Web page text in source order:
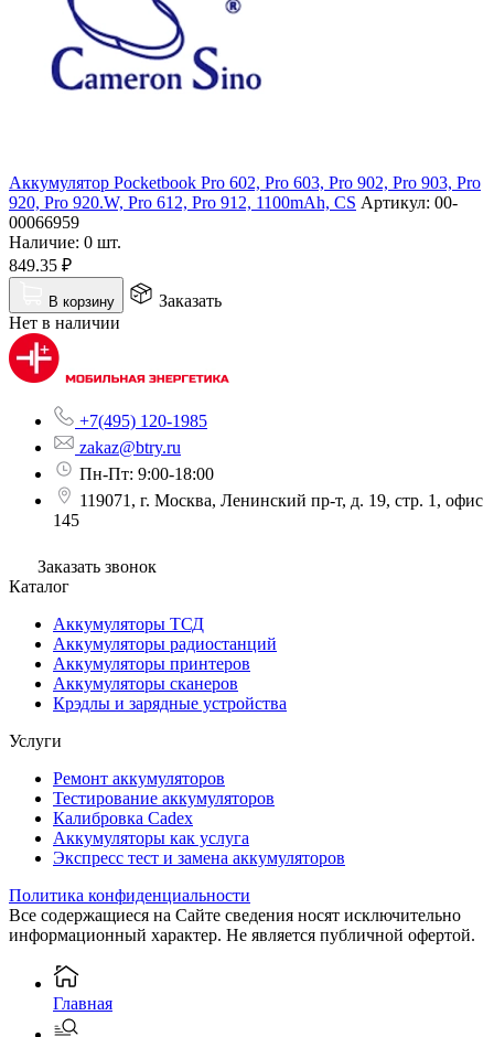
Аккумулятор Pocketbook Pro 602, Pro 603, Pro 902, Pro 903, Pro
920, Pro 920.W, Pro 612, Pro 912, 1100mAh, CS Артикул: 00-
00066959
Наличие: 0 шт.
849.35 ₽
В корзину
Заказать
Нет в наличии
+7(495) 120-1985
zakaz@btry.ru
Пн-Пт: 9:00-18:00
119071, г. Москва, Ленинский пр-т, д. 19, стр. 1, офис
145
Заказать звонок
Каталог
Аккумуляторы ТСД
Аккумуляторы радиостанций
Аккумуляторы принтеров
Аккумуляторы сканеров
Крэдлы и зарядные устройства
Услуги
Ремонт аккумуляторов
Тестирование аккумуляторов
Калибровка Cadex
Аккумуляторы как услуга
Экспресс тест и замена аккумуляторов
Политика конфиденциальности
Все содержащиеся на Сайте сведения носят исключительно
информационный характер. Не является публичной офертой.
Главная